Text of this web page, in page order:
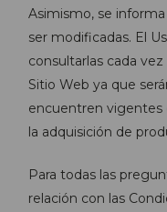
Asimismo, se
ser modificadas. El
consultarlas cada
Sitio Web ya que
encuentren vigentes
la adquisición de
Para todas las
relación con las